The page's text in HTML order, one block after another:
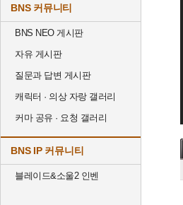
BNS 커뮤니티
BNS NEO 게시판
자유 게시판
질문과 답변 게시판
캐릭터 · 의상 자랑 갤러리
커마 공유 · 요청 갤러리
BNS IP 커뮤니티
블레이드&소울2 인벤